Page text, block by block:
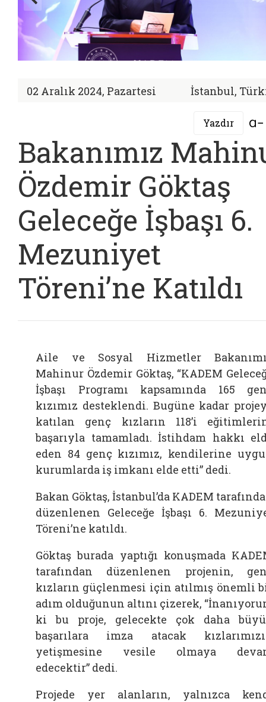
02 Aralık 2024, Pazartesi İstanbul,
Yazdır
Bakanımız
Özdemir Göktaş
Geleceğe İşbaşı 6.
Mezuniyet
Töreni’ne Katıldı
Aile ve Sosyal Hizmetler
Mahinur Özdemir Göktaş, “KADEM
İşbaşı Programı kapsamında 165
kızımız desteklendi. Bugüne kadar
katılan genç kızların 118’i
başarıyla tamamladı. İstihdam hakkı
eden 84 genç kızımız, kendilerine
kurumlarda iş imkanı elde etti” dedi.
Bakan Göktaş, İstanbul’da KADEM
düzenlenen Geleceğe İşbaşı 6.
Töreni’ne katıldı.
Göktaş burada yaptığı konuşmada
tarafından düzenlenen projenin,
kızların güçlenmesi için atılmış önemli
adım olduğunun altını çizerek,
ki bu proje, gelecekte çok daha
başarılara imza atacak
yetişmesine vesile olmaya
edecektir” dedi.
Projede yer alanların, yalnızca